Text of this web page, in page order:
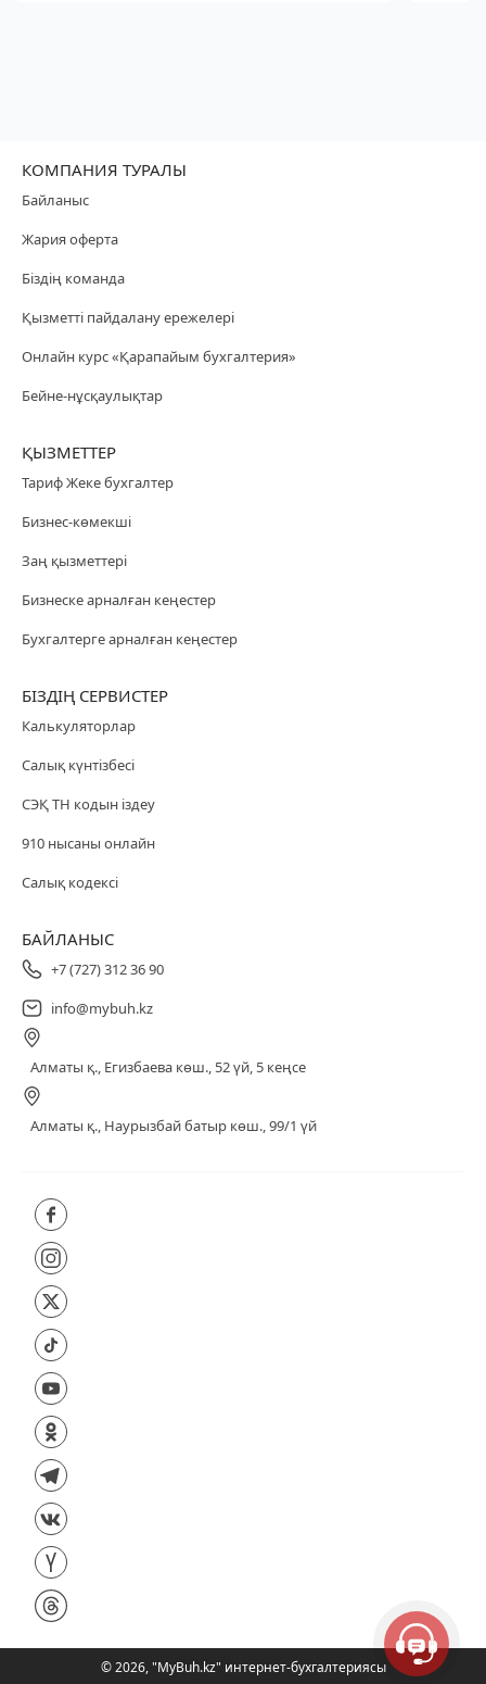
КОМПАНИЯ ТУРАЛЫ
Байланыс
Жария оферта
Біздің команда
Қызметті пайдалану ережелері
Онлайн курс «Қарапайым бухгалтерия»
Бейне-нұсқаулықтар
ҚЫЗМЕТТЕР
Тариф Жеке бухгалтер
Бизнес-көмекші
Заң қызметтері
Бизнеске арналған кеңестер
Бухгалтерге арналған кеңестер
БІЗДІҢ СЕРВИСТЕР
Калькуляторлар
Салық күнтізбесі
СЭҚ ТН кодын іздеу
910 нысаны онлайн
Салық кодексі
БАЙЛАНЫС
+7 (727) 312 36 90
info@mybuh.kz
Алматы қ., Егизбаева көш., 52 үй, 5 кеңсе
Алматы қ., Наурызбай батыр көш., 99/1 үй
©2026,"MyBuh.kz" интернет-бухгалтериясы